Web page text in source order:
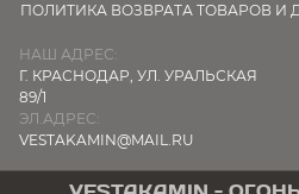
ПОЛИТИКА ВОЗВРАТА ТОВАРОВ И
НАШ АДРЕС:
Г. КРАСНОДАР, УЛ. УРАЛЬСКАЯ
89/1
ЭЛ.АДРЕС:
VESTAKAMIN@MAIL.RU